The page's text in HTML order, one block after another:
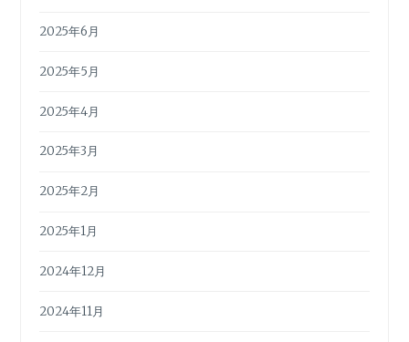
2025年6月
2025年5月
2025年4月
2025年3月
2025年2月
2025年1月
2024年12月
2024年11月